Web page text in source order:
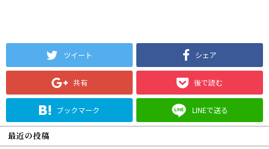
ツイート シェア
共有 後で読む
ブックマーク LINEで送る
最近の投稿